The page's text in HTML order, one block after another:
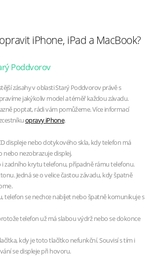
iPhone, iPad a MacBook?
Poddvorov
zásahy v oblasti Starý Poddvorov právě s
jakýkoliv model a téměř každou závadu.
poptat, rádi vám pomůžeme. Více informací
opravy iPhone.
displeje nebo dotykového skla, kdy telefon má
nebo nezobrazuje displej.
zadního krytu telefonu, případně rámu telefonu.
Jedná se o velice častou závadu, kdy špatně
telefon se nechce nabíjet nebo špatně komunikuje s
telefon už má slabou výdrž nebo se dokonce
kdy je toto tlačítko nefunkční. Souvisí s tím i
se displeje při hovoru.